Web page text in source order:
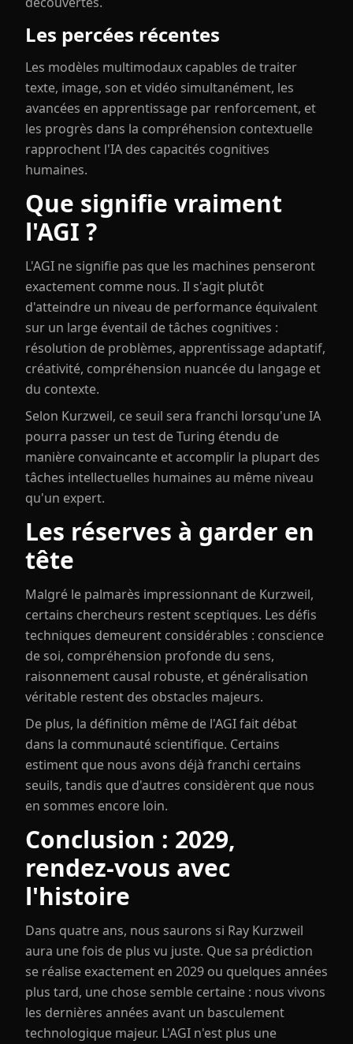
Les percées récentes
Les modèles multimodaux capables de traiter
texte, image, son et vidéo simultanément, les
avancées en apprentissage par renforcement, et
les progrès dans la compréhension contextuelle
rapprochent l'IA des capacités cognitives
humaines.
Que signifie vraiment
l'AGI ?
L'AGI ne signifie pas que les machines penseront
exactement comme nous. Il s'agit plutôt
d'atteindre un niveau de performance équivalent
sur un large éventail de tâches cognitives :
résolution de problèmes, apprentissage adaptatif,
créativité, compréhension nuancée du langage et
du contexte.
Selon Kurzweil, ce seuil sera franchi lorsqu'une IA
pourra passer un test de Turing étendu de
manière convaincante et accomplir la plupart des
tâches intellectuelles humaines au même niveau
qu'un expert.
Les réserves à garder en
tête
Malgré le palmarès impressionnant de Kurzweil,
certains chercheurs restent sceptiques. Les défis
techniques demeurent considérables : conscience
de soi, compréhension profonde du sens,
raisonnement causal robuste, et généralisation
véritable restent des obstacles majeurs.
De plus, la définition même de l'AGI fait débat
dans la communauté scientifique. Certains
estiment que nous avons déjà franchi certains
seuils, tandis que d'autres considèrent que nous
en sommes encore loin.
Conclusion : 2029,
rendez-vous avec
l'histoire
Dans quatre ans, nous saurons si Ray Kurzweil
aura une fois de plus vu juste. Que sa prédiction
se réalise exactement en 2029 ou quelques années
plus tard, une chose semble certaine : nous vivons
les dernières années avant un basculement
technologique majeur. L'AGI n'est plus une